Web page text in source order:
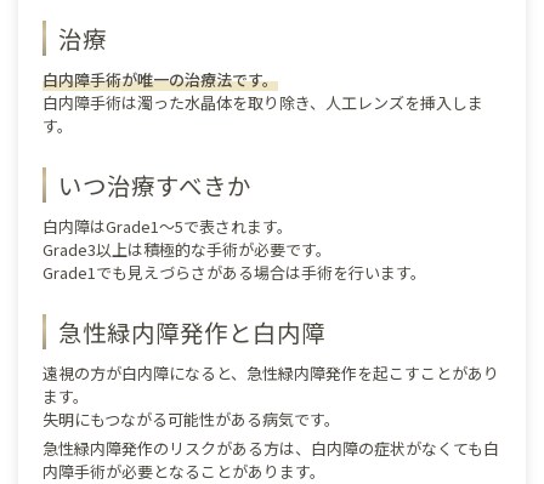
治療
白内障手術が唯一の治療法です。
白内障手術は濁った水晶体を取り除き、人工レンズを挿入しま
す。
いつ治療すべきか
白内障はGrade1～5で表されます。
Grade3以上は積極的な手術が必要です。
Grade1でも見えづらさがある場合は手術を行います。
急性緑内障発作と白内障
遠視の方が白内障になると、急性緑内障発作を起こすことがあり
ます。
失明にもつながる可能性がある病気です。
急性緑内障発作のリスクがある方は、白内障の症状がなくても白
内障手術が必要となることがあります。